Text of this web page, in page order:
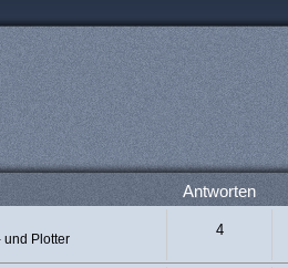
Antworten
und Plotter
4